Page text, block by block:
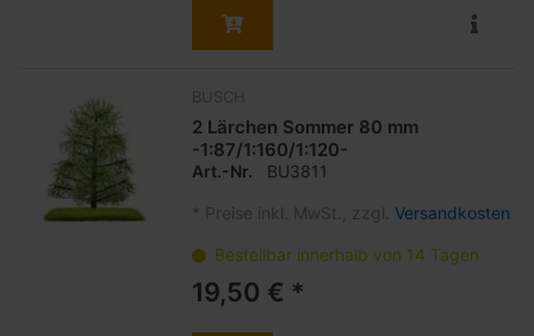
BUSCH
2 Lärchen Sommer 80 mm
-1:87/1:160/1:120-
Art.-Nr. BU3811
* Preise inkl. MwSt., zzgl. Versandkosten
Bestellbar innerhalb von 14 Tagen
19,50 € *